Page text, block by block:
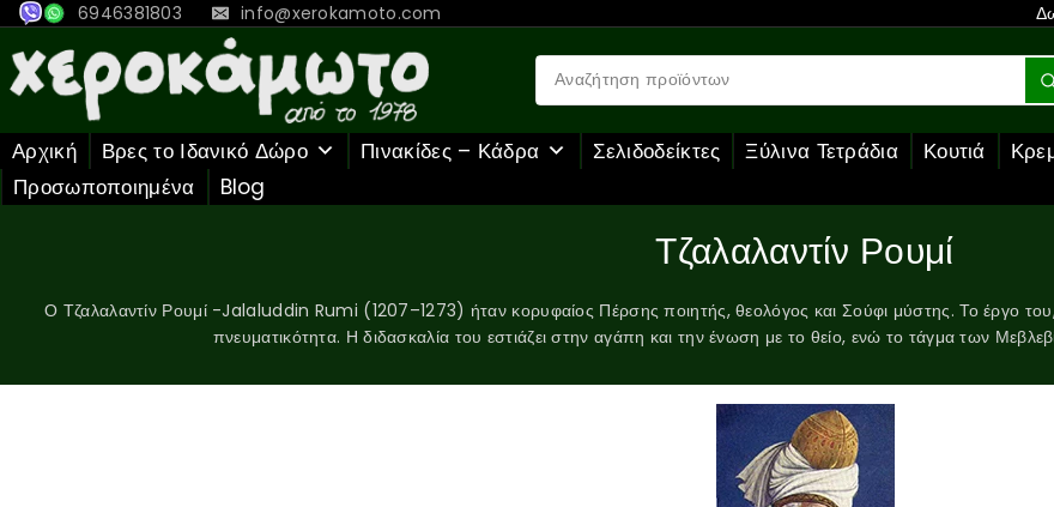
6946381803 info@xerokamoto.com
Αρχική Βρες το Ιδανικό Δώρο Πινακίδες – Κάδρα Σελιδοδείκτες Ξύλινα Τετράδια Κουτιά
Προσωποποιημένα
Blog
Τζαλαλαντίν Ρουμί
Ο Τζαλαλαντίν Ρουμί -Jalaluddin Rumi (1207–1273) ήταν κορυφαίος Πέρσης ποιητής, θεολόγος και Σούφι μύστης. Το έργο
πνευματικότητα. Η διδασκαλία του εστιάζει στην αγάπη και την ένωση με το θείο, ενώ το τάγμα των